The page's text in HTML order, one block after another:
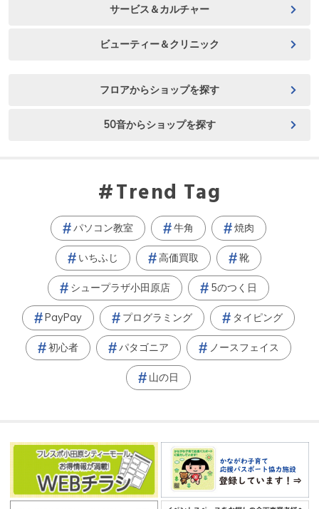
サービス＆カルチャー
ビューティー＆クリニック
フロアからショップを探す
50音からショップを探す
Trend Tag
パソコン教室 牛角 焼肉
いちふじ 高価買取 靴
シュープラザ小田原店 5のつく日
PayPay プログラミング タイピング
初心者 パタゴニア ノースフェイス
山の日